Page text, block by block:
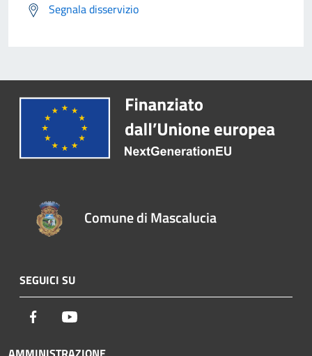
Segnala disservizio
Comune di Mascalucia
SEGUICI SU
Facebook